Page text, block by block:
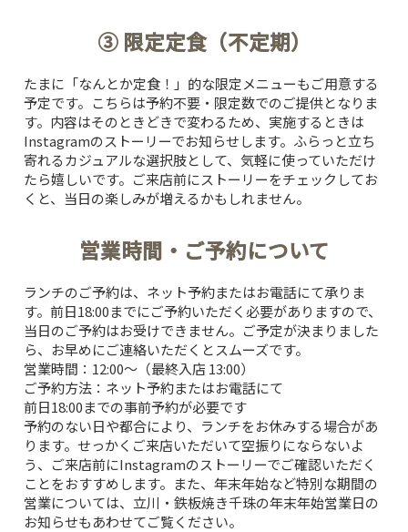
③ 限定定食（不定期）
たまに「なんとか定食！」的な限定メニューもご用意する
予定です。こちらは予約不要・限定数でのご提供となりま
す。内容はそのときどきで変わるため、実施するときは
Instagramのストーリーでお知らせします。ふらっと立ち
寄れるカジュアルな選択肢として、気軽に使っていただけ
たら嬉しいです。ご来店前にストーリーをチェックしてお
くと、当日の楽しみが増えるかもしれません。
営業時間・ご予約について
ランチのご予約は、ネット予約またはお電話にて承りま
す。前日18:00までにご予約いただく必要がありますので、
当日のご予約はお受けできません。ご予定が決まりました
ら、お早めにご連絡いただくとスムーズです。
営業時間：12:00〜（最終入店 13:00）
ご予約方法：ネット予約またはお電話にて
前日18:00までの事前予約が必要です
予約のない日や都合により、ランチをお休みする場合があ
ります。せっかくご来店いただいて空振りにならないよ
う、ご来店前にInstagramのストーリーでご確認いただく
ことをおすすめします。また、年末年始など特別な期間の
営業については、 立川・鉄板焼き千珠の年末年始営業日の
お知らせもあわせてご覧ください。